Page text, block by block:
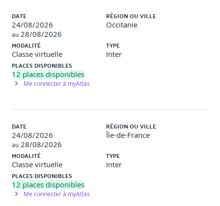
sur un cas d’entreprise.
[Jour 2 – Après-midi]
Mise en œuvre d’un SMSI (Système de
Management de la Sécurité de l’Information)
Politique de sécurité et gestion documentaire
Gestion des risques dans un SMSI
Indicateurs de performance et amélioration continue
Gestion documentaire (PSSI, procédures, preuves d’audit)
et les outils de pilotage
DATE
24/08/2026
au 28/08/2026
RÉGION OU VILLE
Occitanie
MODALITÉ
Classe virtuelle
TYPE
Inter
PLACES DISPONIBLES
12 places disponibles
Me connecter à myAtlas
DATE
24/08/2026
au 28/08/2026
RÉGION OU VILLE
Île-de-France
MODALITÉ
Classe virtuelle
TYPE
Inter
PLACES DISPONIBLES
12 places disponibles
Me connecter à myAtlas